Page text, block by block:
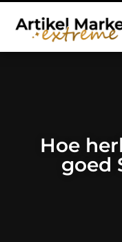
Hoe
goed